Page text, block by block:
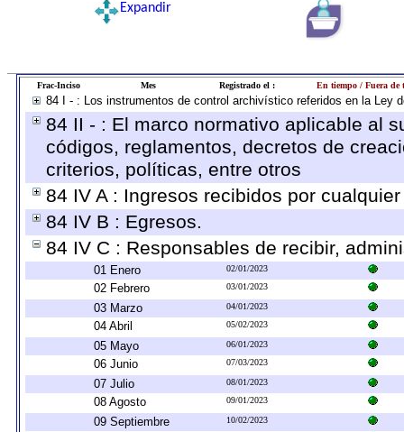
Expandir
Frac-Inciso Mes Registrado el : En tiempo / Fuera de
84 I - : Los instrumentos de control archivístico referidos en la Ley
84 II - : El marco normativo aplicable al
códigos, reglamentos, decretos de
criterios, políticas, entre otros
84 IV A : Ingresos recibidos por
84 IV B : Egresos.
84 IV C : Responsables de recibir,
01 Enero 02/01/2023
02 Febrero 03/01/2023
03 Marzo 04/01/2023
04 Abril 05/02/2023
05 Mayo 06/01/2023
06 Junio 07/03/2023
07 Julio 08/01/2023
08 Agosto 09/01/2023
09 Septiembre 10/02/2023